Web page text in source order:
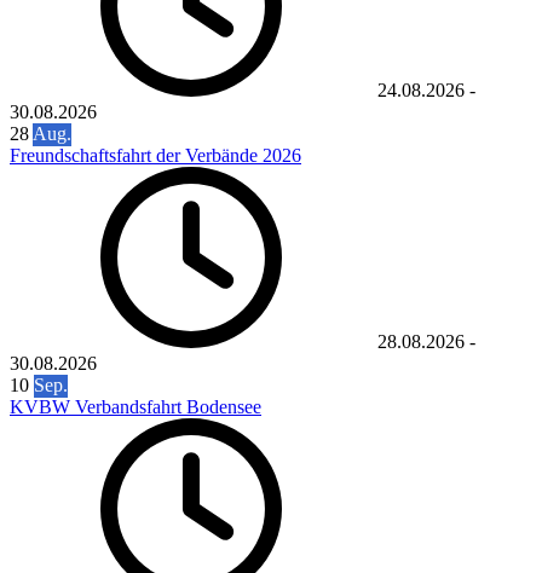
24.08.2026 -
30.08.2026
28 Aug.
Freundschaftsfahrt der Verbände 2026
28.08.2026 -
30.08.2026
10 Sep.
KVBW Verbandsfahrt Bodensee